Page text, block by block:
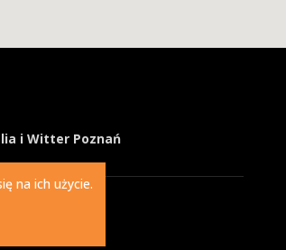
i Witter Poznań
na ich użycie.